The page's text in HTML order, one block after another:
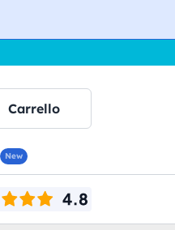
Carrello
New